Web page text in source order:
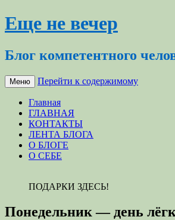
Еще не вечер
Блог компетентного
Меню Перейти к содержимому
Главная
ГЛАВНАЯ
КОНТАКТЫ
ЛЕНТА БЛОГА
О БЛОГЕ
О СЕБЕ
ПОДАРКИ ЗДЕСЬ!
Понедельник — день